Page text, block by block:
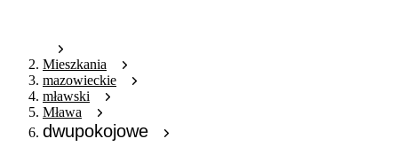
Mieszkania
mazowieckie
mławski
Mława
dwupokojowe